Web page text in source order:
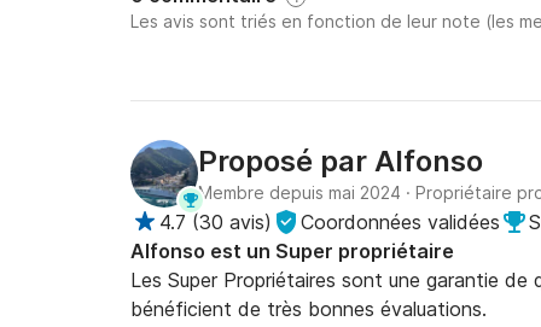
toute sécurité et pour profiter pleinement de
Nous restons à votre disposition pendant
vos besoins.
---
ℹ️ Consignes de sécurité à bord
Les avis sont triés en fonction de leur note (les
Proposé par Alfonso
Membre depuis mai 2024 · Propriétaire
4.7 (30 avis) Coordonnées validées
Alfonso est un Super propriétaire
Les Super Propriétaires sont une garantie
bénéficient de très bonnes évaluations.